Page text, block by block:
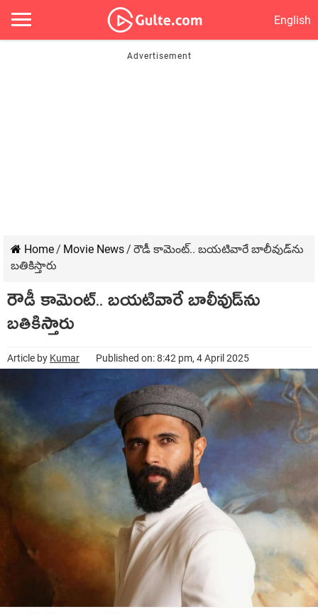
English
Home/ Movie News/ రౌడీ కామెంట్.. బయటివారే బాలీవుడ్‌ను
బతికిస్తారు
రౌడీ కామెంట్.. బయటివారే బాలీవుడ్‌ను
బతికిస్తారు
Article by Kumar Published on: 8:42 pm, 4 April 2025